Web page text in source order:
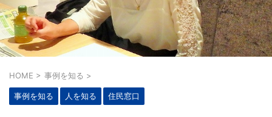
HOME > 事例を知る >
事例を知る 人を知る 住民窓口